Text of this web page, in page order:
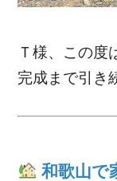
Ｔ様、この度
完成まで引き
和歌山で